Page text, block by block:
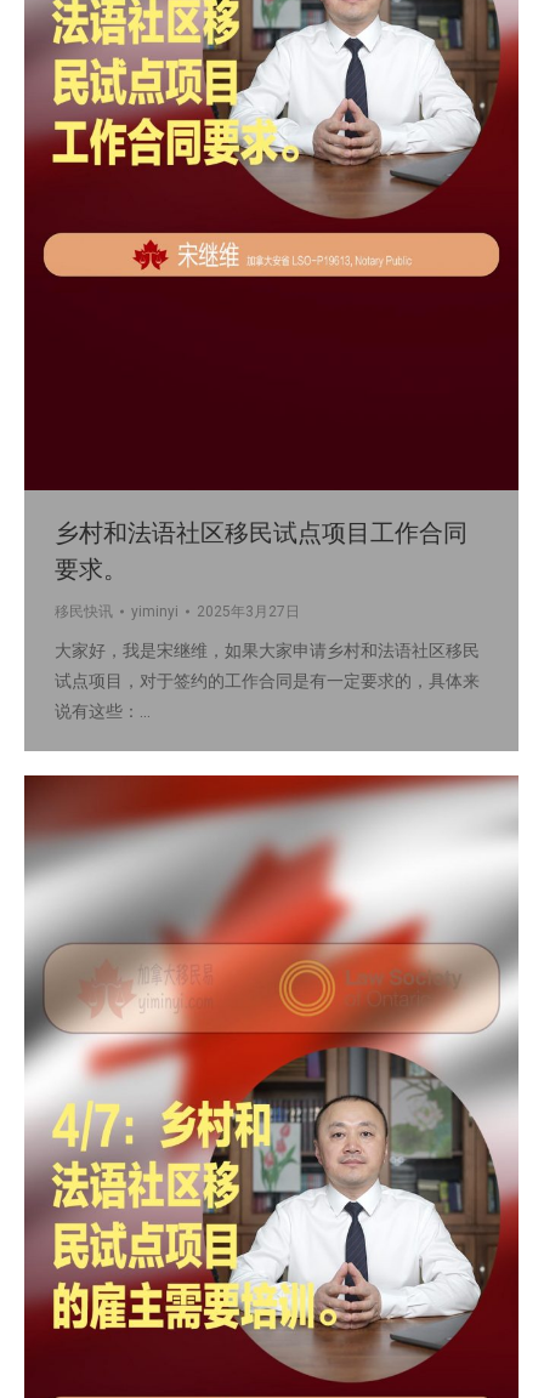
乡村和法语社区移民试点项目工作合同
要求。
移民快讯 yiminyi 2025年3月27日
大家好，我是宋继维，如果大家申请乡村和法语社区移民
试点项目，对于签约的工作合同是有一定要求的，具体来
说有这些：…